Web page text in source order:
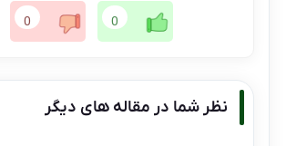
0
0
نظر شما در مقاله های دیگر